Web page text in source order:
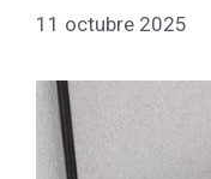
11 octubre 2025